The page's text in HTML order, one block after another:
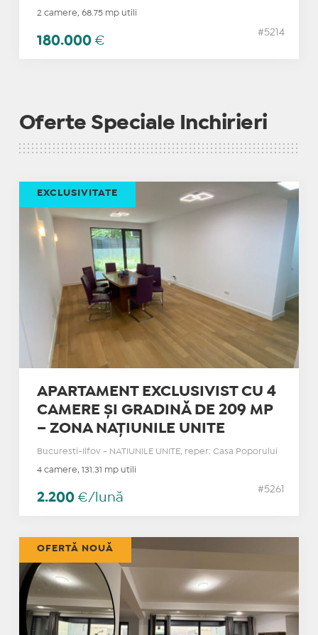
2 camere, 68.75 mp utili
180.000 €
#5214
Oferte Speciale Inchirieri
APARTAMENT EXCLUSIVIST CU 4
CAMERE ȘI GRADINĂ DE 209 MP
– ZONA NAȚIUNILE UNITE
Bucuresti-Ilfov - NATIUNILE UNITE, reper: Casa Poporului
4 camere, 131.31 mp utili
2.200 €/lună
#5261
EXCLUSIVITATE
OFERTĂ NOUĂ